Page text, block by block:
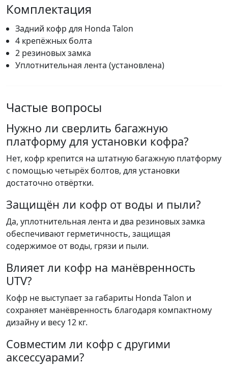
Комплектация
Задний кофр для Honda Talon
4 крепёжных болта
2 резиновых замка
Уплотнительная лента (установлена)
Частые вопросы
Нужно ли сверлить багажную
платформу для установки кофра?
Нет, кофр крепится на штатную багажную платформу
с помощью четырёх болтов, для установки
достаточно отвёртки.
Защищён ли кофр от воды и пыли?
Да, уплотнительная лента и два резиновых замка
обеспечивают герметичность, защищая
содержимое от воды, грязи и пыли.
Влияет ли кофр на манёвренность
UTV?
Кофр не выступает за габариты Honda Talon и
сохраняет манёвренность благодаря компактному
дизайну и весу 12 кг.
Совместим ли кофр с другими
аксессуарами?